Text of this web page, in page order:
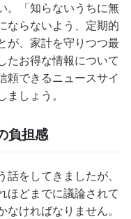
。「知らないうちに無
ならないよう、定期的
が、家計を守りつつ最
たお得な情報について
頼できるニュースサイ
しょう。
負担感
をしてきましたが、
ほどまでに議論されて
ければなりません。